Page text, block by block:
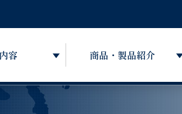
容 商品・製品紹介